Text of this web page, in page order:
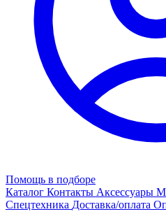
Помощь в подборе
Каталог Контакты Аксессуары
Спецтехника Доставка/оплата